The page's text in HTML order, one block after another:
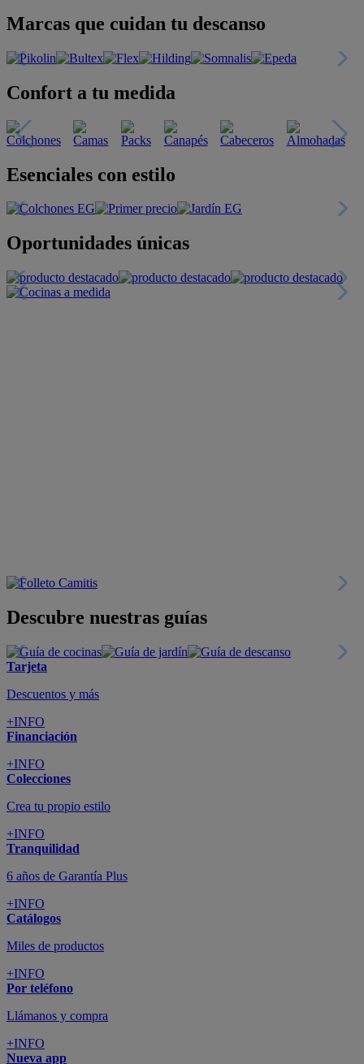
Marcas que cuidan tu descanso
Confort a tu medida
Esenciales con estilo
Oportunidades únicas
Descubre nuestras guías
Tarjeta
Descuentos y más
+INFO
Financiación
+INFO
Colecciones
Crea tu propio estilo
+INFO
Tranquilidad
6 años de Garantía Plus
+INFO
Catálogos
Miles de productos
+INFO
Por teléfono
Llámanos y compra
+INFO
Nueva app